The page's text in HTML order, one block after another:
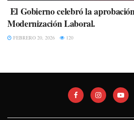
El Gobierno celebró la
Modernización Laboral.
FEBRERO 20, 2026 120